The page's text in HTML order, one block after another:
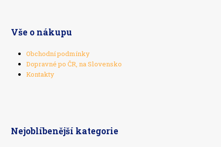
Vše o nákupu
Obchodní podmínky
Dopravné po ČR, na Slovensko
Kontakty
Nejoblíbenější kategorie